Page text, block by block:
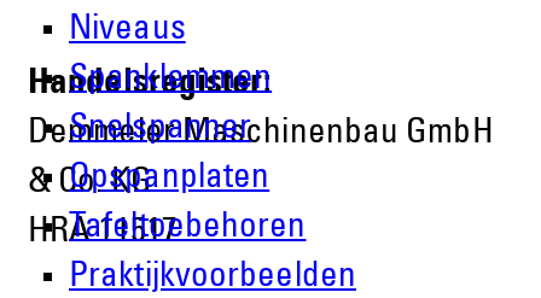
Niveaus
Spanklemmen
Snelspanner
Opspanplaten
Tafeltoebehoren
Praktijkvoorbeelden
Handelsregister:
Demmeler Maschinenbau GmbH
& Co. KG
HRA 11517